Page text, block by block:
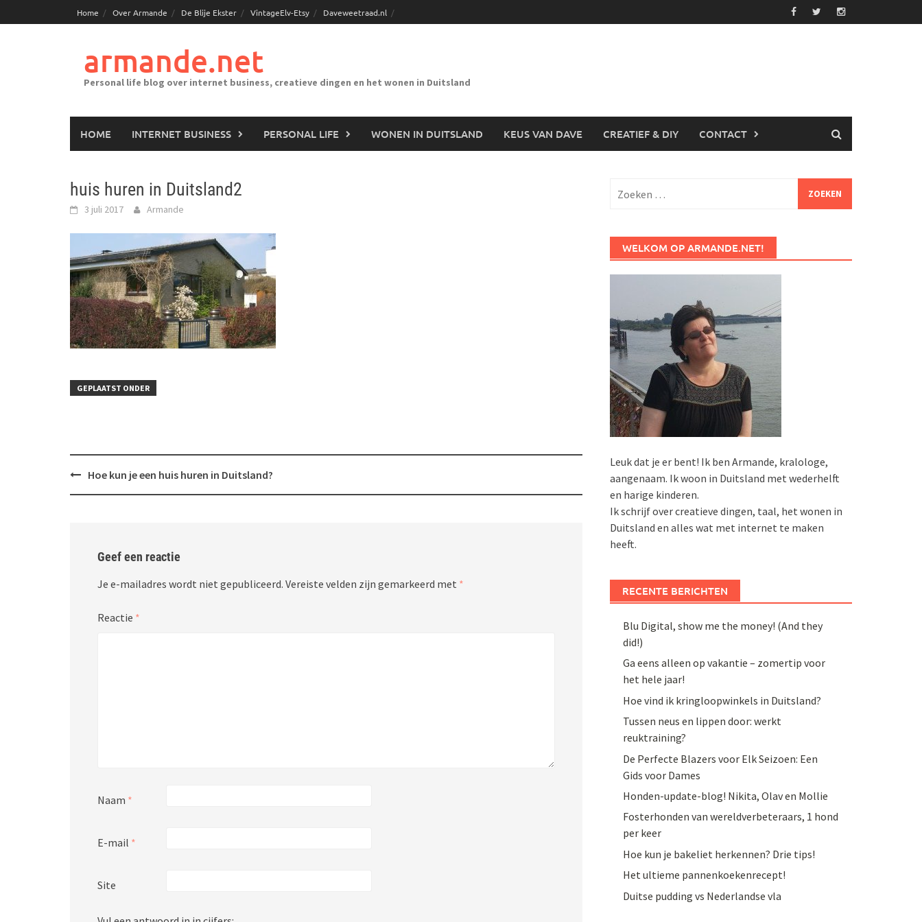
naar
Home Over Armande De Blije Ekster VintageElv-Etsy Daveweetraad.nl
armande.net
Personal life blog over internet business, creatieve dingen en het wonen in Duitsland
HOME INTERNET BUSINESS PERSONAL LIFE WONEN IN DUITSLAND KEUS VAN DAVE CREATIEF & DIY CONTACT
huis huren in Duitsland2
3 juli 2017 Armande
GEPLAATST ONDER
BerichtHoe kun je een huis huren in Duitsland?
Geef een reactie
Je e-mailadres wordt niet gepubliceerd. Vereiste velden zijn gemarkeerd met *
Reactie *
Naam *
E-mail *
Site
naar:
WELKOM OP ARMANDE.NET!
Leuk dat je er bent! Ik ben Armande, kralologe,
aangenaam. Ik woon in Duitsland met wederhelft
en harige kinderen.
Ik schrijf over creatieve dingen, taal, het wonen in
Duitsland en alles wat met internet te maken
heeft.
RECENTE BERICHTEN
Blu Digital, show me the money! (And they
did!)
Ga eens alleen op vakantie – zomertip voor
het hele jaar!
Hoe vind ik kringloopwinkels in Duitsland?
Tussen neus en lippen door: werkt
reuktraining?
De Perfecte Blazers voor Elk Seizoen: Een
Gids voor Dames
Honden-update-blog! Nikita, Olav en Mollie
Fosterhonden van wereldverbeteraars, 1 hond
per keer
Hoe kun je bakeliet herkennen? Drie tips!
Het ultieme pannenkoekenrecept!
Duitse pudding vs Nederlandse vla